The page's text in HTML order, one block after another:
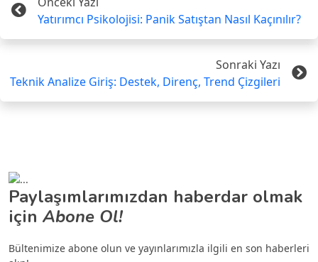
Yatırımcı Psikolojisi: Panik Satıştan Nasıl Kaçınılır?
Sonraki Yazı
Teknik Analize Giriş: Destek, Direnç, Trend Çizgileri
Paylaşımlarımızdan haberdar olmak
için Abone Ol!
Bültenimize abone olun ve yayınlarımızla ilgili en son haberleri